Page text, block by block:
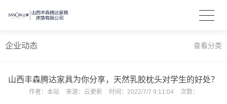
企业动态 查看分类
山西丰森腾达家具为你分享，天然乳胶枕头对学生的好处？
作者： 本站 来源： 云更新 时间： 2022/7/7 9:11:04 次数：